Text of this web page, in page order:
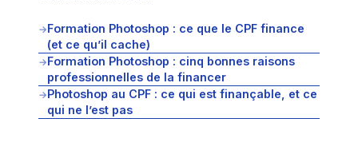
→Formation Photoshop : ce que le CPF finance
(et ce qu’il cache)
→Formation Photoshop : cinq bonnes raisons
professionnelles de la financer
→Photoshop au CPF : ce qui est finançable, et ce
qui ne l’est pas